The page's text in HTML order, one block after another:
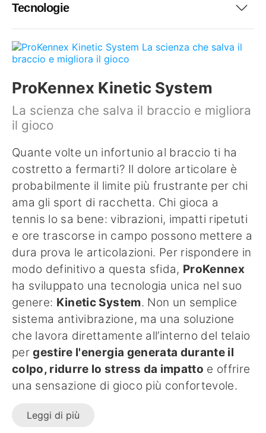
Tecnologie
ProKennex Kinetic System
La scienza che salva il braccio e migliora
il gioco
Quante volte un infortunio al braccio ti ha
costretto a fermarti? Il dolore articolare è
probabilmente il limite più frustrante per chi
ama gli sport di racchetta. Chi gioca a
tennis lo sa bene: vibrazioni, impatti ripetuti
e ore trascorse in campo possono mettere a
dura prova le articolazioni. Per rispondere in
modo definitivo a questa sfida, ProKennex
ha sviluppato una tecnologia unica nel suo
genere: Kinetic System. Non un semplice
sistema antivibrazione, ma una soluzione
che lavora direttamente all’interno del telaio
pergestire l'energia generata durante il
colpo, ridurre lo stress da impatto e offrire
una sensazione di gioco più confortevole.
Leggi di più